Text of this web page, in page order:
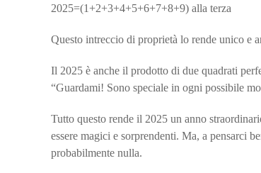
2025=(1+2+3+4+5+6+7+8+9) alla terza
Questo intreccio di proprietà lo rende unico e
Il 2025 è anche il prodotto di due quadrati
“Guardami! Sono speciale in ogni possibile
Tutto questo rende il 2025 un anno
essere magici e sorprendenti. Ma, a pensarci
probabilmente nulla.